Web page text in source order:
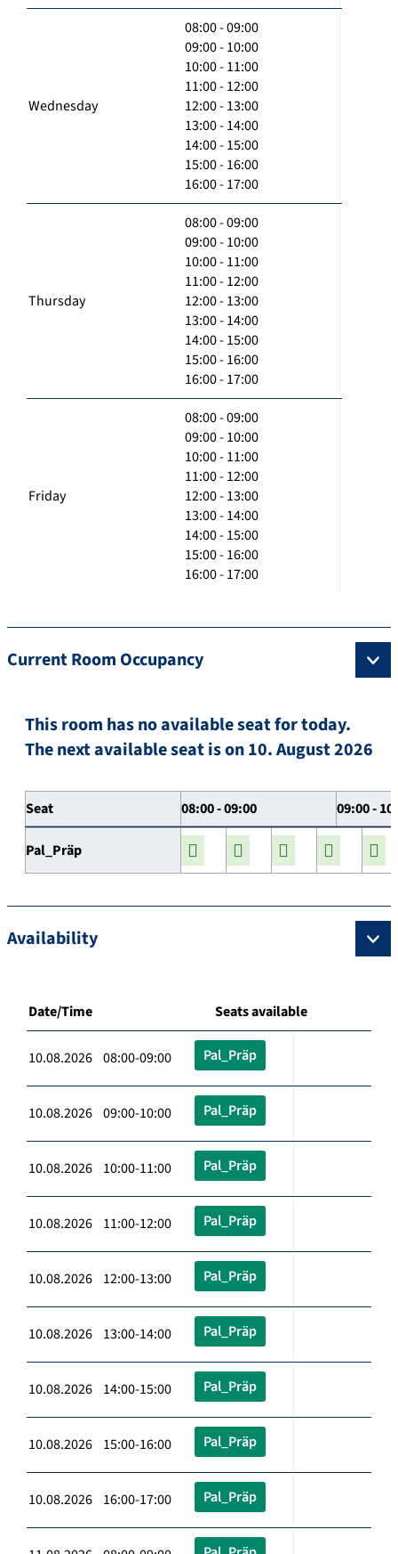
Wednesday
08:00 - 09:00
09:00 - 10:00
10:00 - 11:00
11:00 - 12:00
12:00 - 13:00
13:00 - 14:00
14:00 - 15:00
15:00 - 16:00
16:00 - 17:00
Thursday
08:00 - 09:00
09:00 - 10:00
10:00 - 11:00
11:00 - 12:00
12:00 - 13:00
13:00 - 14:00
14:00 - 15:00
15:00 - 16:00
16:00 - 17:00
Friday
08:00 - 09:00
09:00 - 10:00
10:00 - 11:00
11:00 - 12:00
12:00 - 13:00
13:00 - 14:00
14:00 - 15:00
15:00 - 16:00
16:00 - 17:00
Current Room Occupancy
This room has no available seat for today.
The next available seat is on 10. August 2026
Seat 08:00 - 09:00 09:00 -
Pal_Präp
Availability
Date/Time Seats available
10.08.2026 08:00-09:00 Pal_Präp
10.08.2026 09:00-10:00 Pal_Präp
10.08.2026 10:00-11:00 Pal_Präp
10.08.2026 11:00-12:00 Pal_Präp
10.08.2026 12:00-13:00 Pal_Präp
10.08.2026 13:00-14:00 Pal_Präp
10.08.2026 14:00-15:00 Pal_Präp
10.08.2026 15:00-16:00 Pal_Präp
10.08.2026 16:00-17:00 Pal_Präp